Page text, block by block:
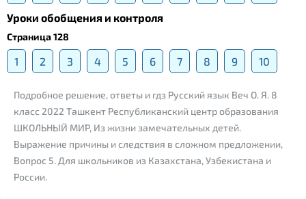
Уроки обобщения и контроля
Страница 128
1 2 3 4 5 6 7 8 9 10
Подробное решение, ответы и гдз Русский язык Веч О. Я. 8
класс 2022 Ташкент Республиканский центр образования
ШКОЛЬНЫЙ МИР, Из жизни замечательных детей.
Выражение причины и следствия в сложном предложении,
Вопрос 5. Для школьников из Казахстана, Узбекистана и
России.